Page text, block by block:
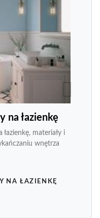
na łazienkę
materiały i
wnętrza
NA ŁAZIENKĘ